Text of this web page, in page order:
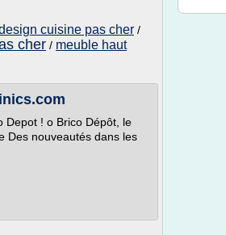
cuisine pas cher /
cher / meuble haut
Depot ! o Brico Dépôt, le
Des nouveautés dans les